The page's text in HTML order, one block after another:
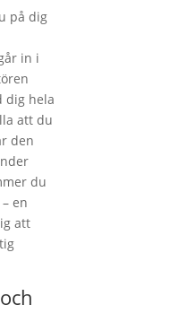
på dig
in i
dig hela
att du
den
du
en
att